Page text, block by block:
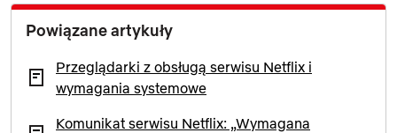
Powiązane artykuły
Przeglądarki z obsługą serwisu Netflix i
wymagania systemowe
Komunikat serwisu Netflix: „Wymagana